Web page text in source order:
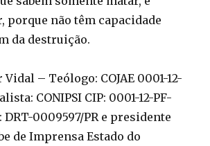
porque não têm capacidade
da destruição.
– Teólogo: COJAE 0001-12-
CONIPSI CIP: 0001-12-PF-
DRT-0009597/PR e presidente
de Imprensa Estado do